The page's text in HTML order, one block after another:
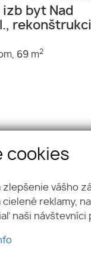
izb byt Nad
69 m2
cookies
vášho
reklamy,
naši návštevníci